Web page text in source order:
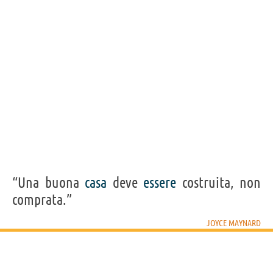
“Una buona casa deve essere costruita, non
comprata.”
JOYCE MAYNARD